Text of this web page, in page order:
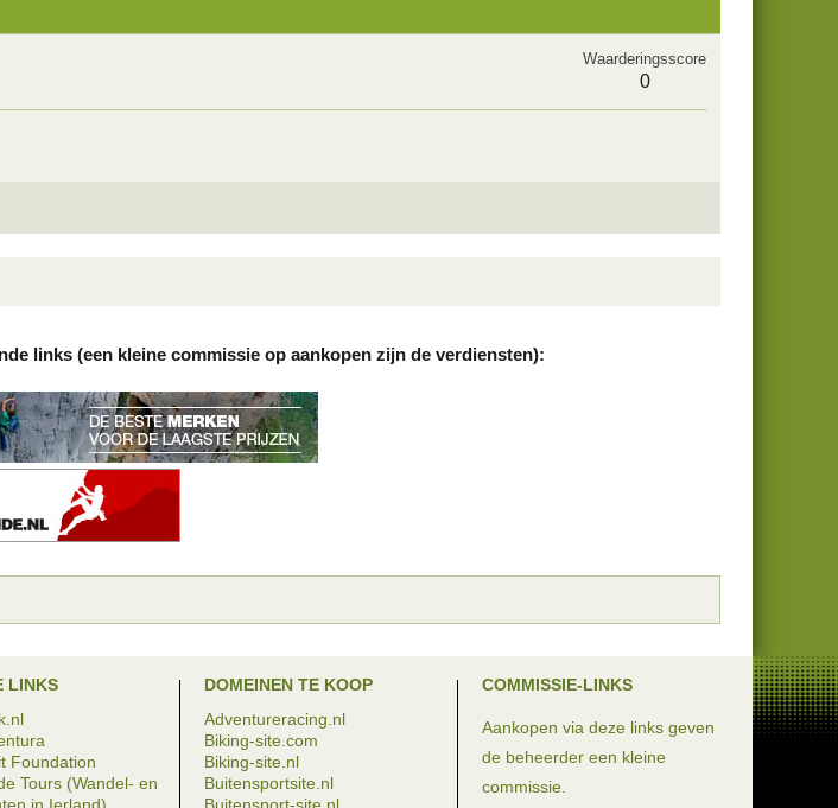
Waarderingsscore
0
links (een kleine commissie op aankopen zijn de verdiensten):
LINKS
Foundation
Tours (Wandel- en
DOMEINEN TE KOOP
Adventureracing.nl
Biking-site.com
Biking-site.nl
Buitensportsite.nl
COMMISSIE-LINKS
Aankopen via deze links geven
de beheerder een kleine
commissie.